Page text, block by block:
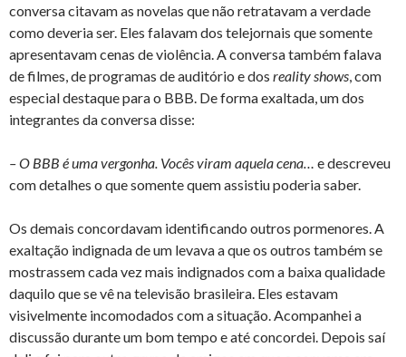
conversa citavam as novelas que não retratavam a verdade
como deveria ser. Eles falavam dos telejornais que somente
apresentavam cenas de violência. A conversa também falava
de filmes, de programas de auditório e dos reality shows , com
especial destaque para o BBB. De forma exaltada, um dos
integrantes da conversa disse:
– O BBB é uma vergonha. Vocês viram aquela cena…
e descreveu
com detalhes o que somente quem assistiu poderia saber.
Os demais concordavam identificando outros pormenores. A
exaltação indignada de um levava a que os outros também se
mostrassem cada vez mais indignados com a baixa qualidade
daquilo que se vê na televisão brasileira. Eles estavam
visivelmente incomodados com a situação. Acompanhei a
discussão durante um bom tempo e até concordei. Depois saí